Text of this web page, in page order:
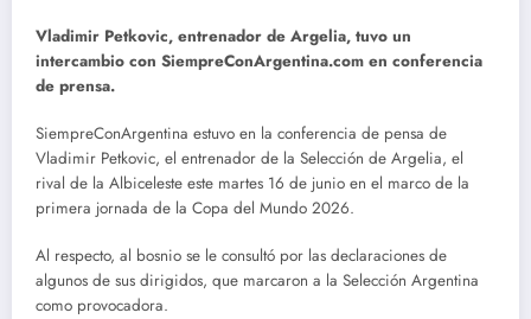
Vladimir Petkovic, entrenador de Argelia, tuvo un
intercambio con SiempreConArgentina.com en conferencia
de prensa.
SiempreConArgentina estuvo en la conferencia de pensa de
Vladimir Petkovic, el entrenador de la Selección de Argelia, el
rival de la Albiceleste este martes 16 de junio en el marco de la
primera jornada de la Copa del Mundo 2026.
Al respecto, al bosnio se le consultó por las declaraciones de
algunos de sus dirigidos, que marcaron a la Selección Argentina
como provocadora.